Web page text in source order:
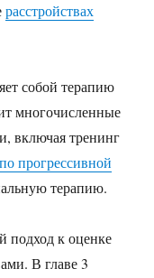
расстройствах
собой терапию
многочисленные
включая тренинг
прогрессивной
терапию.
подход к оценке
В главе 3